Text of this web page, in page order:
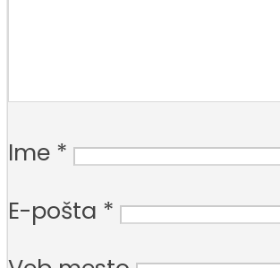
Ime *
E-pošta *